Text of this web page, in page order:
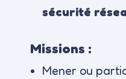
sécurité
Missions :
Mener ou